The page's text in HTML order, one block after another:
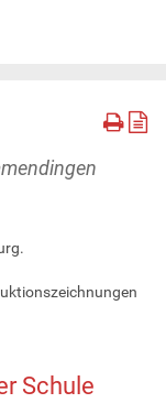
Schule